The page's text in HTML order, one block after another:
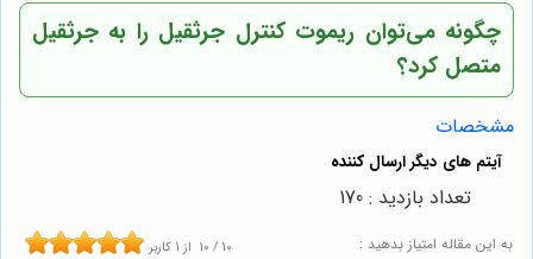
چگونه می‌توان ریموت کنترل جرثقیل را به جرثقیل
متصل کرد؟
مشخصات
به این مقاله امتیاز بدهید : 10 / 10 از 1 کاربر
تعداد بازدید : 170